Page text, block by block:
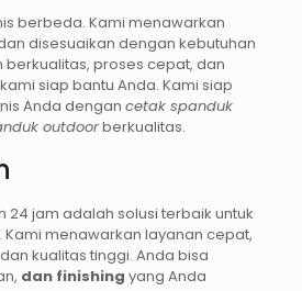
berbeda. Kami menawarkan
disesuaikan dengan kebutuhan
berkualitas, proses cepat, dan
siap bantu Anda. Kami siap
Anda dengan cetak spanduk
outdoorberkualitas.
24 jam adalah solusi terbaik untuk
menawarkan layanan cepat,
kualitas tinggi. Anda bisa
dan finishing yang Anda